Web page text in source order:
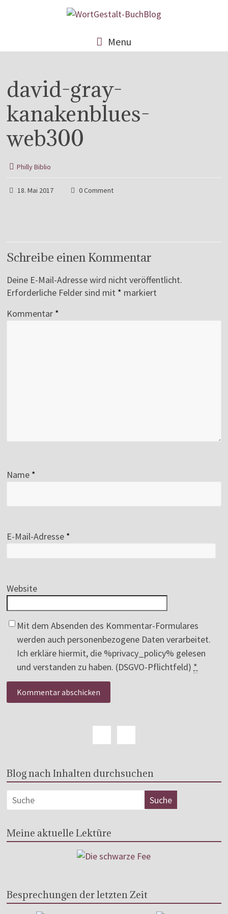
Menu
david-gray-
kanakenblues-
web300
Philly Biblio
18. Mai 2017 0 Comment
Schreibe einen Kommentar
Deine E-Mail-Adresse wird nicht veröffentlicht.
Erforderliche Felder sind mit * markiert
Kommentar *
Name *
E-Mail-Adresse *
Website
Mit dem Absenden des Kommentar-Formulares
werden auch personenbezogene Daten verarbeitet.
Ich erkläre hiermit, die %privacy_policy% gelesen
und verstanden zu haben. (DSGVO-Pflichtfeld) *
Blog nach Inhalten durchsuchen
Meine aktuelle Lektüre
Besprechungen der letzten Zeit